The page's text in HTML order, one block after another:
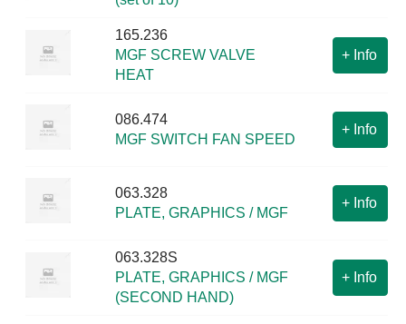
165.236
MGF SCREW VALVE
HEAT
+ Info
086.474
MGF SWITCH FAN SPEED
+ Info
063.328
PLATE, GRAPHICS / MGF
+ Info
063.328S
PLATE, GRAPHICS / MGF
(SECOND HAND)
+ Info